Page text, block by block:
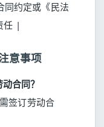
同约定或《民法
任 |
意事项
合同？
签订劳动合